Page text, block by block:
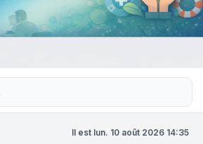
avancée
Il est lun. 10 août 2026 14:35